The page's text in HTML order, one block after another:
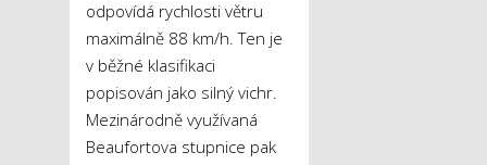
odpovídá rychlosti větru
maximálně 88 km/h. Ten je
v běžné klasifikaci
popisován jako silný vichr.
Mezinárodně využívaná
Beaufortova stupnice pak